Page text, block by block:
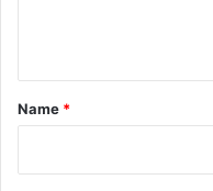
*
Name *